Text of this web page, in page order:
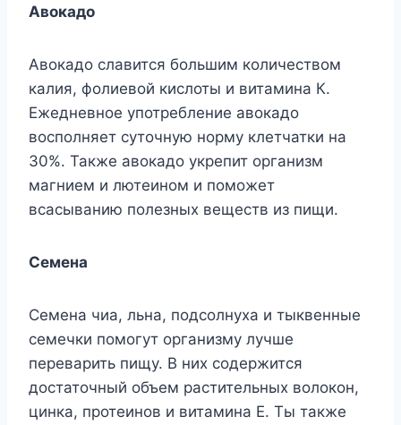
Авокадо
Авокадо славится большим количеством
калия, фолиевой кислоты и витамина К.
Ежедневное употребление авокадо
восполняет суточную норму клетчатки на
30%. Также авокадо укрепит организм
магнием и лютеином и поможет
всасыванию полезных веществ из пищи.
Семена
Семена чиа, льна, подсолнуха и тыквенные
семечки помогут организму лучше
переварить пищу. В них содержится
достаточный объем растительных волокон,
цинка, протеинов и витамина Е. Ты также